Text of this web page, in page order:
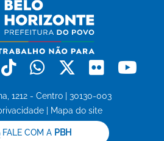
LinkedinTiktokWhatsapp
X Flickr
1212 - Centro | 30130-003
Mapa do site
FALE COM A PBH